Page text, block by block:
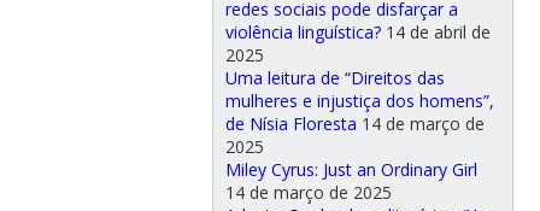
redes sociais pode disfarçar a
violência linguística? 14 de abril de
2025
Uma leitura de “Direitos das
mulheres e injustiça dos homens”,
de Nísia Floresta 14 de março de
2025
Miley Cyrus: Just an Ordinary Girl
14 de março de 2025